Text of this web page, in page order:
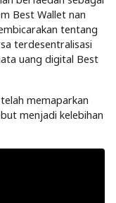
Best Wallet nan
tentang
terdesentralisasi
uang digital Best
memaparkan
menjadi kelebihan